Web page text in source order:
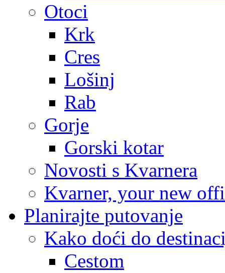
Otoci
Krk
Cres
Lošinj
Rab
Gorje
Gorski kotar
Novosti s Kvarnera
Kvarner, your new
Planirajte putovanje
Kako doći do
Cestom